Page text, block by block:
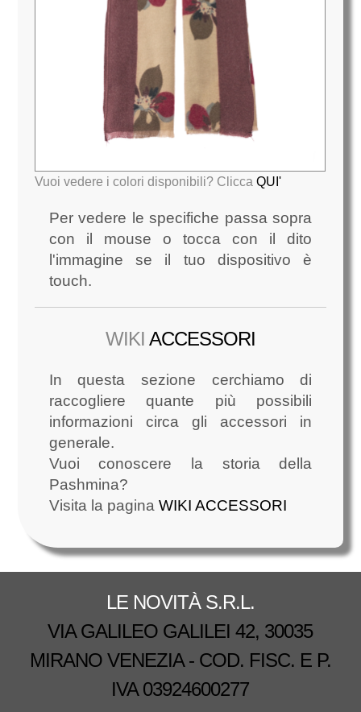
Vuoi vedere i colori disponibili? Clicca QUI'
Per vedere le specifiche passa sopra
con il mouse o tocca con il dito
l'immagine se il tuo dispositivo è
touch.
WIKI ACCESSORI
In questa sezione cerchiamo di
raccogliere quante più possibili
informazioni circa gli accessori in
generale.
Vuoi conoscere la storia della
Pashmina?
Visita la pagina WIKI ACCESSORI
LE NOVITÀ S.R.L.
VIA GALILEO GALILEI 42, 30035
MIRANO VENEZIA - COD. FISC. E P.
IVA 03924600277